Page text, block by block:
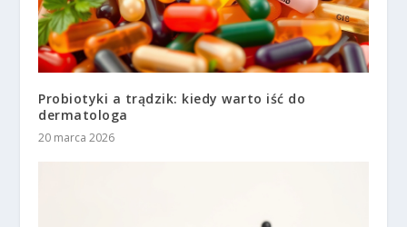
Probiotyki a trądzik: kiedy warto iść do
dermatologa
20 marca 2026